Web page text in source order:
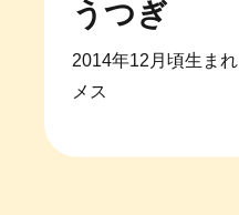
うつぎ
2014年12月頃生まれ
メス